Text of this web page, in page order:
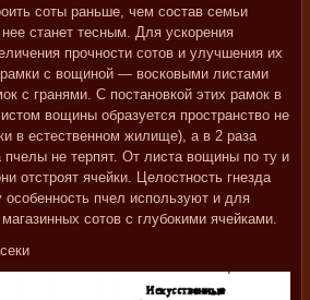
соты раньше, чем состав семьи
станет тесным. Для ускорения
прочности сотов и улучшения их
рамки с вощиной — восковыми листами
с гранями. С постановкой этих рамок в
вощины образуется пространство не
в естественном жилище), а в 2 раза
пчелы не терпят. От листа вощины по ту и
отстроят ячейки. Целостность гнезда
особенность пчел используют и для
сотов с глубокими ячейками.